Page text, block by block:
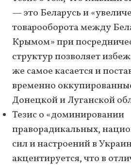
— это Беларусь и
товарооборота между
Крымом» при
структур позволяет
же самое касается и
временно
Донецкой и Луганской
Тезис о «доминировании
праворадикальных,
сил и настроений в
акцентируется, что в